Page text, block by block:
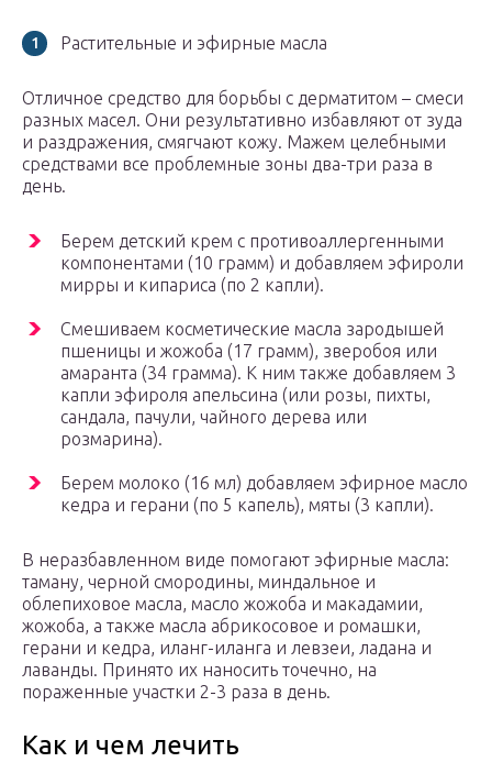
Растительные и эфирные масла
Отличное средство для борьбы с дерматитом – смеси
разных масел. Они результативно избавляют от зуда
и раздражения, смягчают кожу. Мажем целебными
средствами все проблемные зоны два-три раза в
день.
Берем детский крем с противоаллергенными
компонентами (10 грамм) и добавляем эфироли
мирры и кипариса (по 2 капли).
Смешиваем косметические масла зародышей
пшеницы и жожоба (17 грамм), зверобоя или
амаранта (34 грамма). К ним также добавляем 3
капли эфироля апельсина (или розы, пихты,
сандала, пачули, чайного дерева или
розмарина).
Берем молоко (16 мл) добавляем эфирное масло
кедра и герани (по 5 капель), мяты (3 капли).
В неразбавленном виде помогают эфирные масла:
таману, черной смородины, миндальное и
облепиховое масла, масло жожоба и макадамии,
жожоба, а также масла абрикосовое и ромашки,
герани и кедра, иланг-иланга и левзеи, ладана и
лаванды. Принято их наносить точечно, на
пораженные участки 2-3 раза в день.
Как и чем лечить